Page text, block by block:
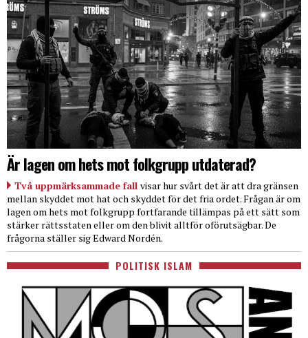
Är lagen om hets mot folkgrupp utdaterad?
Två uppmärksammade fall visar hur svårt det är att dra gränsen
mellan skyddet mot hat och skyddet för det fria ordet. Frågan är om
lagen om hets mot folkgrupp fortfarande tillämpas på ett sätt som
stärker rättsstaten eller om den blivit alltför oförutsägbar. De
frågorna ställer sig Edward Nordén.
POLITISK ISLAM